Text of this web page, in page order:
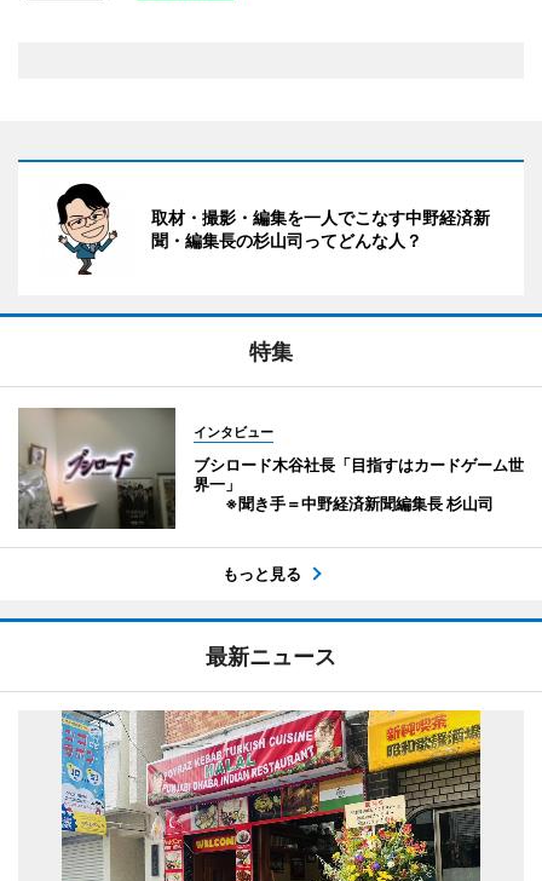
取材・撮影・編集を一人でこなす中野経済新
聞・編集長の杉山司ってどんな人？
特集
インタビュー
ブシロード木谷社長「目指すはカードゲーム世
界一」
※聞き手＝中野経済新聞編集長 杉山司
もっと見る
最新ニュース